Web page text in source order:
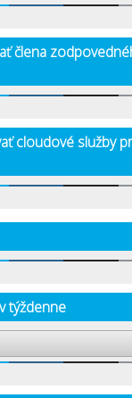
člena
cloudové služby
týždenne